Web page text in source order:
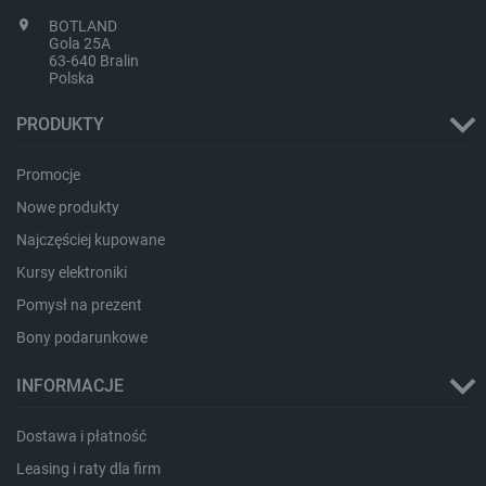
BOTLAND
Gola 25A
63-640 Bralin
Polska
PRODUKTY
Promocje
Nowe produkty
Najczęściej kupowane
Kursy elektroniki
Pomysł na prezent
Bony podarunkowe
INFORMACJE
Dostawa i płatność
Leasing i raty dla firm